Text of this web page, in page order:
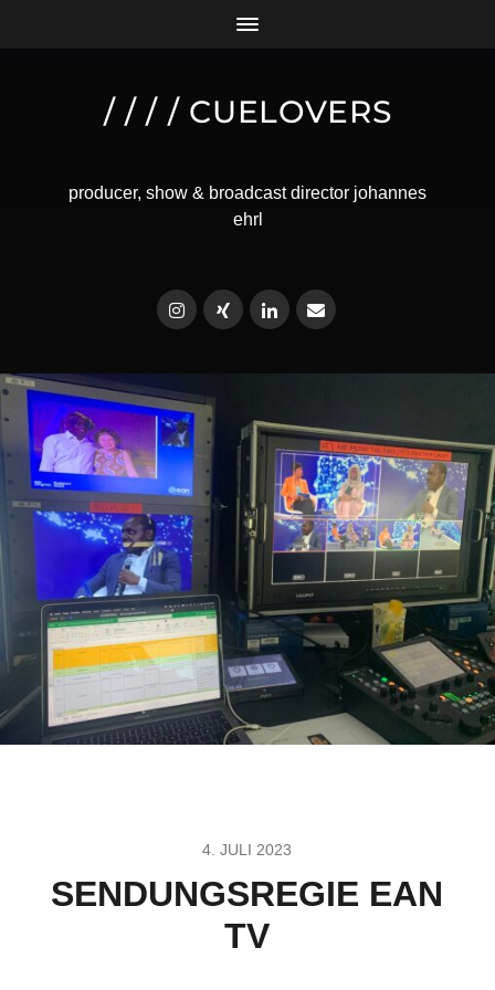
/ / / / CUELOVERS
producer, show & broadcast director johannes
ehrl
4. JULI 2023
SENDUNGSREGIE EAN
TV